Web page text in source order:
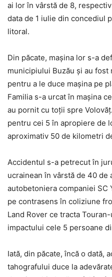
ai lor în vârstă de 8,
data de 1 iulie din concediul
litoral.
Din păcate, mașina lor s-a
municipiului Buzău și au
pentru a le duce mașina pe
Familia s-a urcat în mașina
au pornit cu toții spre
pentru cei 5 în apropiere de
aproximativ 50 de kilometri
Accidentul s-a petrecut în
ucrainean în vârstă de 40 de
autobetoniera companiei SC
pe contrasens în coliziune
Land Rover ce tracta
impactului cele 5 persoane
Iată, din păcate, încă o dată,
tahografului duce la